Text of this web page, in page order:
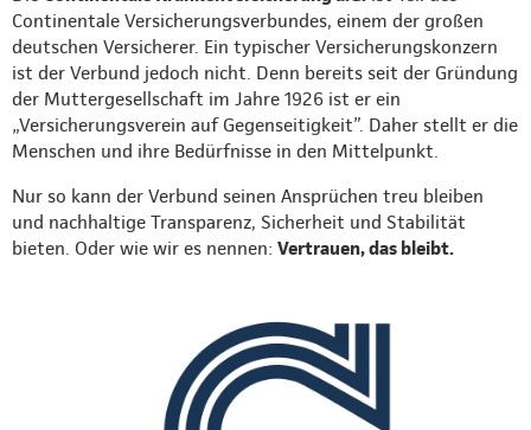
Continentale Versicherungsverbundes, einem der großen
deutschen Versicherer. Ein typischer Versicherungskonzern
ist der Verbund jedoch nicht. Denn bereits seit der Gründung
der Muttergesellschaft im Jahre 1926 ist er ein
„Versicherungsverein auf Gegenseitigkeit”. Daher stellt er die
Menschen und ihre Bedürfnisse in den Mittelpunkt.
Nur so kann der Verbund seinen Ansprüchen treu bleiben
und nachhaltige Transparenz, Sicherheit und Stabilität
bieten. Oder wie wir es nennen: Vertrauen, das bleibt.